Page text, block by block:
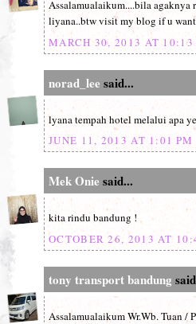
Assalamualaikum....bila agaknya
liyana..btw visit my blog if u
MARCH 30, 2013 AT 10:13
norad_lee said...
lyana tempah hotel melalui apa
JUNE 11, 2013 AT 1:01 PM
Mek Onie said...
kita rindu bandung !
OCTOBER 26, 2013 AT
tony transport bandung
Assalamualaikum Wr.Wb. Tuan /